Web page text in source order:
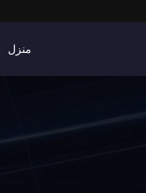
منزل